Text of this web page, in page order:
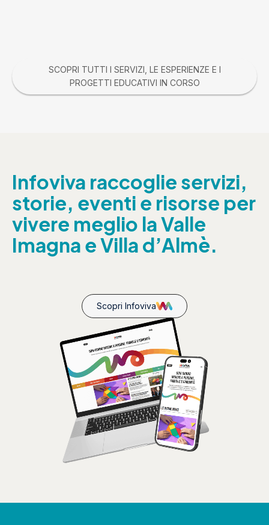
SCOPRI TUTTI I SERVIZI, LE ESPERIENZE E I
PROGETTI EDUCATIVI IN CORSO
Infoviva raccoglie servizi,
storie, eventi e risorse per
vivere meglio la Valle
Imagna e Villa d’Almè.
Scopri Infoviva